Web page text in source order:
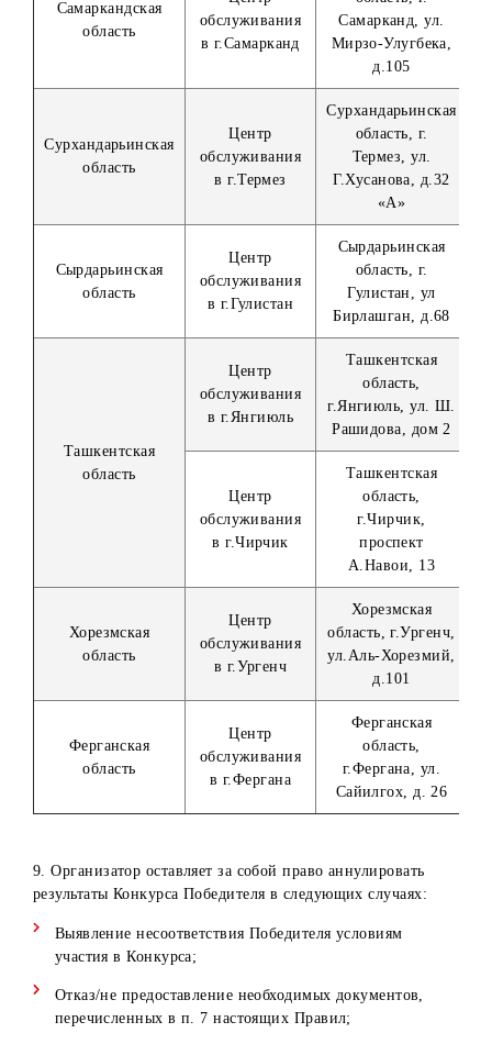
Андижанская
Центр
обслуживания
Андижан, ул.
Бобуршох,
«В»
Бухарская область
Центр
обслуживания
Бухарская
область, г.
ул. Хофиз
Бухорий, д.10
Джизакская
Центр
обслуживания
Джизакская
область, г.
Джизак, ул.
Ш.Рашидова
Центр
обслуживания
область, г.
ул.
Офис продаж и
обслуживания
в
г.Шахрисабз
область, г.
Шахрисабз,
«Хабарлик»,
Ипак Йули, (в
здании
«Макро»).
обслуживания
в г.Навои
Навоийская
область, г.
ул. Навои,
Наманганская
Центр
обслуживания
в г.Наманган
Наманганская
область, г.
Самаркандская
Центр